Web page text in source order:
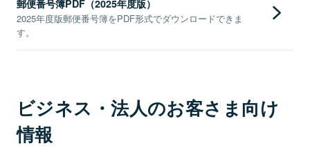
郵便番号簿PDF（2025年度版）
2025年度版郵便番号簿をPDF形式でダウンロードできま
す。
ビジネス・法人のお客さま向け
情報